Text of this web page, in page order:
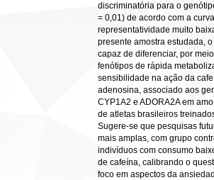
discriminatória para o
= 0,01) de acordo com a
representatividade muito
presente amostra estudada,
capaz de diferenciar, por
fenótipos de rápida
sensibilidade na ação da
adenosina, associado aos
CYP1A2 e ADORA2A em
de atletas brasileiros
Sugere-se que pesquisas
mais amplas, com grupo
indivíduos com consumo
de cafeína, calibrando o
foco em aspectos da